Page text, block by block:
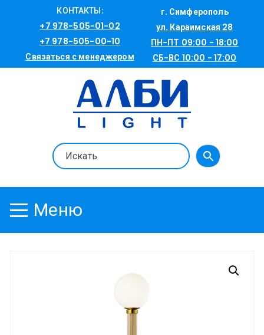
КОНТАКТЫ:
+7 978-505-01-02
+7 978-505-00-10
Связаться с менеджером
г. Симферополь
ул. Караимская 28
ПН-ПТ 09:00 - 18:00
СБ-ВС 10:00 - 17:00
Меню